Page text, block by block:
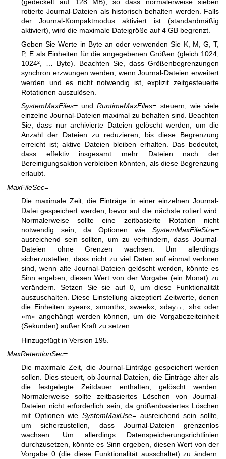
rotierte Journal-Dateien als historisch behalten werden. Falls
der Journal-Kompaktmodus aktiviert ist (standardmäßig
aktiviert), wird die maximale Dateigröße auf 4 GB begrenzt.
Geben Sie Werte in Byte an oder verwenden Sie K, M, G, T,
P, E als Einheiten für die angegebenen Größen (gleich 1024,
1024², … Byte). Beachten Sie, dass Größenbegrenzungen
synchron erzwungen werden, wenn Journal-Dateien erweitert
werden und es nicht notwendig ist, explizit zeitgesteuerte
Rotationen auszulösen.
SystemMaxFiles= undRuntimeMaxFiles= steuern, wie viele
einzelne Journal-Dateien maximal zu behalten sind. Beachten
Sie, dass nur archivierte Dateien gelöscht werden, um die
Anzahl der Dateien zu reduzieren, bis diese Begrenzung
erreicht ist; aktive Dateien bleiben erhalten. Das bedeutet,
dass effektiv insgesamt mehr Dateien nach der
Bereinigungsaktion verbleiben könnten, als diese Begrenzung
erlaubt.
MaxFileSec=
Die maximale Zeit, die Einträge in einer einzelnen Journal-
Datei gespeichert werden, bevor auf die nächste rotiert wird.
Normalerweise sollte eine zeitbasierte Rotation nicht
notwendig sein, da Optionen wie SystemMaxFileSize=
ausreichend sein sollten, um zu verhindern, dass Journal-
Dateien ohne Grenzen wachsen. Um allerdings
sicherzustellen, dass nicht zu viel Daten auf einmal verloren
sind, wenn alte Journal-Dateien gelöscht werden, könnte es
Sinn ergeben, diesen Wert von der Vorgabe (ein Monat) zu
verändern. Setzen Sie sie auf 0, um diese Funktionalität
auszuschalten. Diese Einstellung akzeptiert Zeitwerte, denen
die Einheiten »year«, »month«, »week«, »day↔, »h« oder
»m« angehängt werden können, um die Vorgabezeiteinheit
(Sekunden) außer Kraft zu setzen.
Hinzugefügt in Version 195.
MaxRetentionSec=
Die maximale Zeit, die Journal-Einträge gespeichert werden
sollen. Dies steuert, ob Journal-Dateien, die Einträge älter als
die festgelegte Zeitdauer enthalten, gelöscht werden.
Normalerweise sollte zeitbasiertes Löschen von Journal-
Dateien nicht erforderlich sein, da größenbasiertes Löschen
mit Optionen wie SystemMaxUse= ausreichend sein sollte,
um sicherzustellen, dass Journal-Dateien grenzenlos
wachsen. Um allerdings Datenspeicherungsrichtlinien
durchzusetzen, könnte es Sinn ergeben, diesen Wert von der
Vorgabe 0 (die diese Funktionalität ausschaltet) zu ändern.